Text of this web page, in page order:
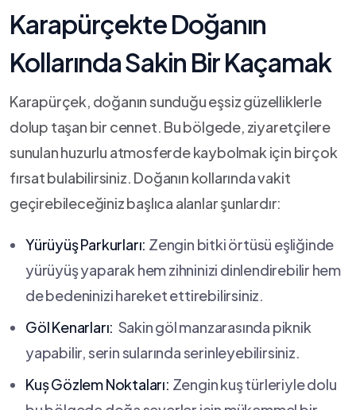
Karapürçekte‍ Doğanın
Kollarında⁢ Sakin ‌Bir Kaçamak
Karapürçek, doğanın sunduğu eşsiz güzelliklerle
dolup taşan bir​ cennet. ‌Bu⁤ bölgede, ziyaretçilere‍
sunulan huzurlu atmosferde‌ kaybolmak​ için birçok
fırsat⁣ bulabilirsiniz. Doğanın kollarında vakit
geçirebileceğiniz‌ başlıca alanlar​ şunlardır:
Yürüyüş ​Parkurları: Zengin bitki‍ örtüsü eşliğinde
yürüyüş yaparak hem zihninizi dinlendirebilir ⁤hem
de bedeninizi⁢ hareket ‌ettirebilirsiniz.
Göl Kenarları: ⁣ Sakin ⁤göl manzarasında piknik
yapabilir, serin sularında serinleyebilirsiniz.
Kuș Gözlem Noktaları: Zengin kuş türleriyle dolu